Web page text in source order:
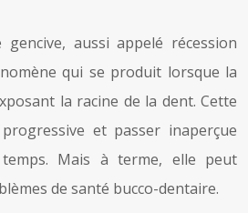
aussi appelé récession
qui se produit lorsque la
la racine de la dent. Cette
et passer inaperçue
Mais à terme, elle peut
de santé bucco-dentaire.